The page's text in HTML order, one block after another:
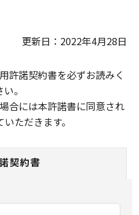
更新日：2022年4月28日
許諾契約書を必ずお読みく
。
合には本許諾書に同意され
ただきます。
契約書